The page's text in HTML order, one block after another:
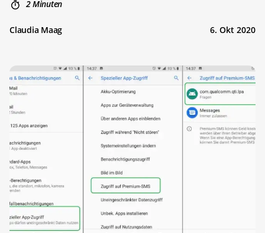
2 Minuten
Claudia Maag 6. Okt 2020